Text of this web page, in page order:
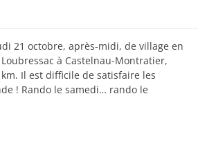
21 octobre, après-midi, de village en
à Castelnau-Montratier,
Il est difficile de satisfaire les
! Rando le samedi… rando le